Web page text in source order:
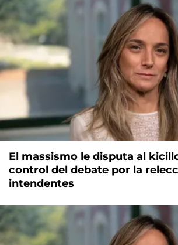
El massismo le disputa al
control del debate por la
intendentes